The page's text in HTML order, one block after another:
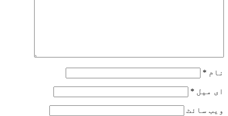
نام *
ای میل *
ویب‌ سائٹ